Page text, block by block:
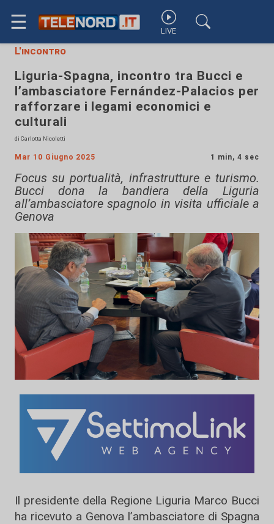
☰ LIVE
L'incontro
Liguria-Spagna, incontro tra Bucci e
l’ambasciatore Fernández-Palacios per
rafforzare i legami economici e
culturali
di Carlotta Nicoletti
Mar 10 Giugno 2025 1 min, 4 sec
Focus su portualità, infrastrutture e turismo.
Bucci dona la bandiera della Liguria
all’ambasciatore spagnolo in visita ufficiale a
Genova
Il presidente della Regione Liguria Marco Bucci
ha ricevuto a Genova l’ambasciatore di Spagna